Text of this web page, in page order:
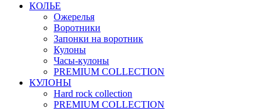
КОЛЬЕ
Ожерелья
Воротники
Запонки на воротник
Кулоны
Часы-кулоны
PREMIUM COLLECTION
КУЛОНЫ
Hard rock collection
PREMIUM COLLECTION